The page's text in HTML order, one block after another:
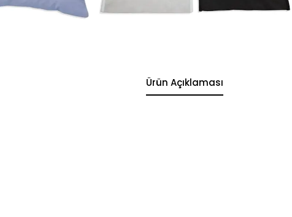
Ürün Açıklaması